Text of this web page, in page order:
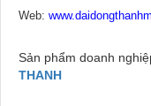
Web:
Sản phẩm doanh
THANH